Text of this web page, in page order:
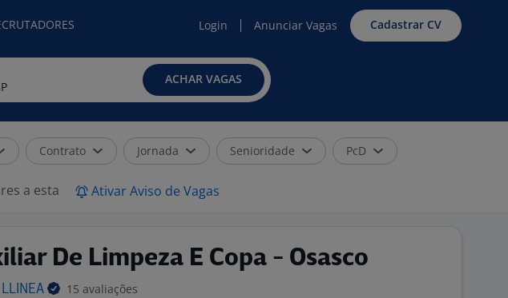
Login Anunciar Vagas Cadastrar CV
ACHAR VAGAS
Contrato Jornada Senioridade PcD
a esta Ativar Aviso de Vagas
De Limpeza E Copa - Osasco
LLINEA 15 avaliações